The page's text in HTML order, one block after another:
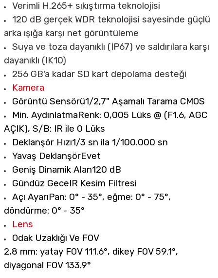
Verimli H.265+ sıkıştırma teknolojisi
120 dB gerçek WDR teknolojisi sayesinde güçlü
arka ışığa karşı net görüntüleme
Suya ve toza dayanıklı (IP67) ve saldırılara karşı
dayanıklı (IK10)
256 GB'a kadar SD kart depolama desteği
Kamera
Görüntü Sensörü1/2,7" Aşamalı Tarama CMOS
Min. AydınlatmaRenk: 0,005 Lüks @ (F1.6, AGC
AÇIK), S/B: IR ile 0 Lüks
Deklanşör Hızı1/3 sn ila 1/100.000 sn
Yavaş DeklanşörEvet
Geniş Dinamik Alan120 dB
Gündüz GeceIR Kesim Filtresi
Açı AyarıPan: 0° - 35°, eğme: 0° - 75°,
döndürme: 0° - 35°
Lens
Odak Uzaklığı Ve FOV
2,8 mm: yatay FOV 111.6°, dikey FOV 59.1°,
diyagonal FOV 133.9°